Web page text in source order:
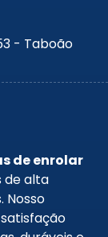
- Taboão
de enrolar
de alta
Nosso